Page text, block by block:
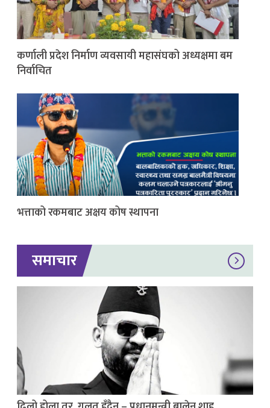
कर्णाली प्रदेश निर्माण व्यवसायी महासंघको अध्यक्षमा बम
निर्वाचित
भत्ताको रकमबाट अक्षय कोष स्थापना
समाचार